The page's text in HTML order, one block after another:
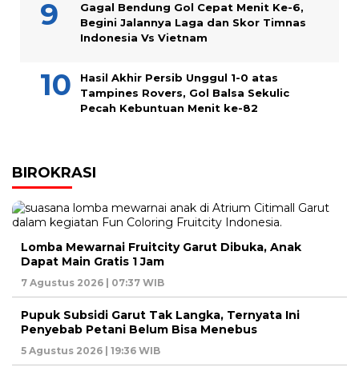
Gagal Bendung Gol Cepat Menit Ke-6,
Begini Jalannya Laga dan Skor Timnas
Indonesia Vs Vietnam
Hasil Akhir Persib Unggul 1-0 atas
Tampines Rovers, Gol Balsa Sekulic
Pecah Kebuntuan Menit ke-82
BIROKRASI
Lomba Mewarnai Fruitcity Garut Dibuka, Anak
Dapat Main Gratis 1 Jam
7 Agustus 2026 | 07:37 WIB
Pupuk Subsidi Garut Tak Langka, Ternyata Ini
Penyebab Petani Belum Bisa Menebus
5 Agustus 2026 | 19:36 WIB